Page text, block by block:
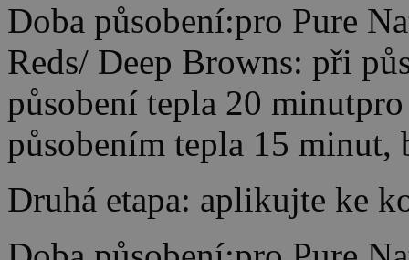
Doba působení:pro Pure
Reds/ Deep Browns: při
působení tepla 20
působením tepla 15 minut,
Druhá etapa: aplikujte ke